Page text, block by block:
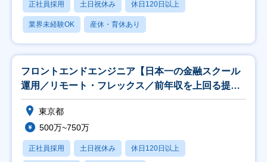
正社員採用 土日祝休み 休日120日以上
業界未経験OK 産休・育休あり
フロントエンドエンジニア【日本一の金融スクール
運用／リモート・フレックス／前年収を上回る提
示】
東京都
500万~750万
正社員採用 土日祝休み 休日120日以上